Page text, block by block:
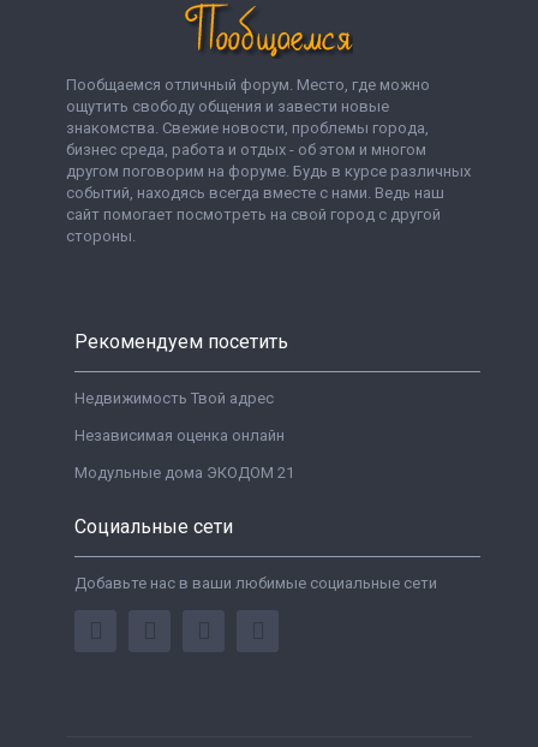
Пообщаемся отличный форум. Место, где можно
ощутить свободу общения и завести новые
знакомства. Свежие новости, проблемы города,
бизнес среда, работа и отдых - об этом и многом
другом поговорим на форуме. Будь в курсе различных
событий, находясь всегда вместе с нами. Ведь наш
сайт помогает посмотреть на свой город с другой
стороны.
Рекомендуем посетить
Недвижимость Твой адрес
Независимая оценка онлайн
Модульные дома ЭКОДОМ 21
Социальные сети
Добавьте нас в ваши любимые социальные сети